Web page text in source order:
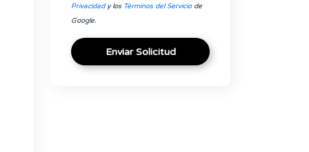
Privacidady los Términos del Serviciode
Google.
Enviar Solicitud